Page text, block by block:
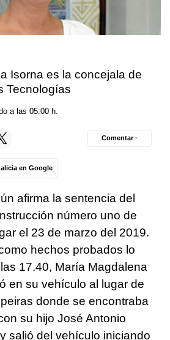
Isorna es la concejala de
Tecnologías
a las 05:00 h.
en Google
Comentar ·
afirma la sentencia del
número uno de
el 23 de marzo del 2019.
hechos probados lo
17.40, María Magdalena
en su vehículo al lugar de
donde se encontraba
su hijo José Antonio
salió del vehículo iniciando